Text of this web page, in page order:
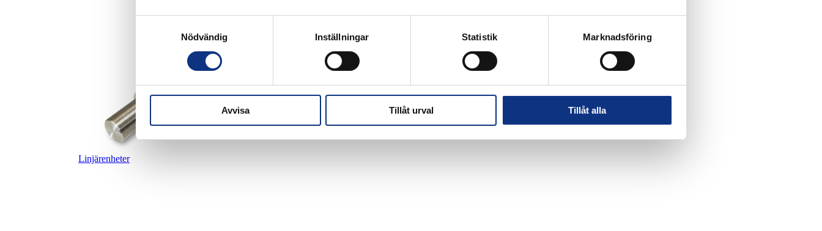
Nödvändig
Inställningar Statistik Marknadsföring
Avvisa Tillåt urval Tillåt alla
Linjärenheter